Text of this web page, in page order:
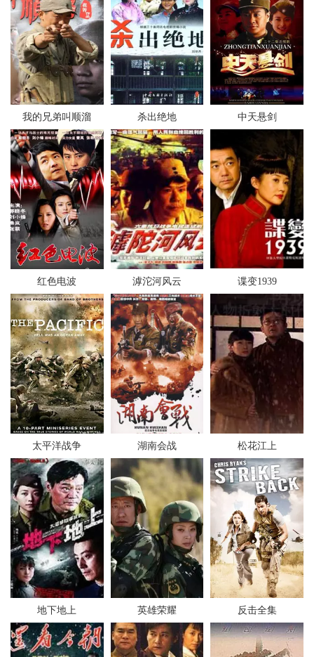
我的兄弟叫顺溜 杀出绝地 中天悬剑
红色电波 滹沱河风云 谍变1939
太平洋战争 湖南会战 松花江上
地下地上 英雄荣耀 反击全集